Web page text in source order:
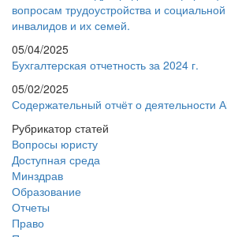
вопросам трудоустройства и
инвалидов и их семей.
05/04/2025
Бухгалтерская отчетность за 2024 г.
05/02/2025
Содержательный отчёт о деятельности
Рубрикатор статей
Вопросы юристу
Доступная среда
Минздрав
Образование
Отчеты
Право